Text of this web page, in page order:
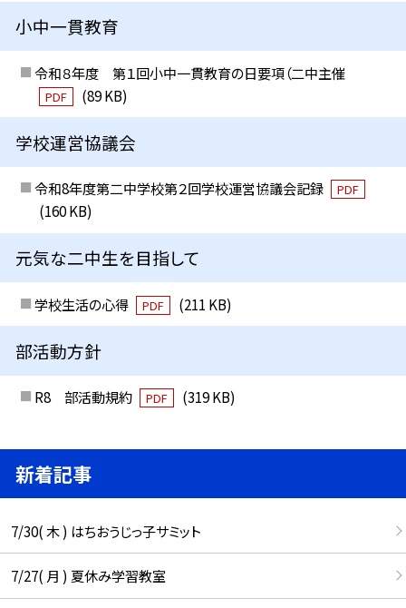
小中一貫教育
令和８年度 第１回小中一貫教育の日要項（二中主催
PDF (89 KB)
学校運営協議会
令和8年度第二中学校第２回学校運営協議会記録 PDF
(160 KB)
元気な二中生を目指して
学校生活の心得 PDF (211 KB)
部活動方針
R8 部活動規約 PDF (319 KB)
新着記事
7/30( 木 ) はちおうじっ子サミット
7/27( 月 ) 夏休み学習教室